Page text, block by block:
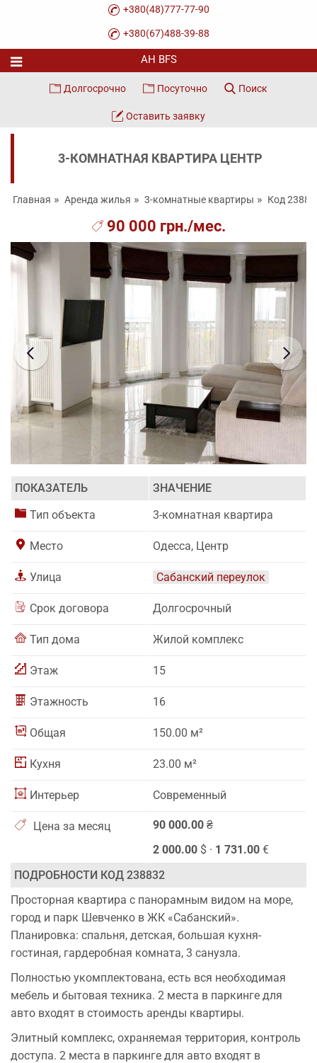
+380(48)777-77-90
+380(67)488-39-88
Долгосрочно Посуточно Поиск
Оставить заявку
3-КОМНАТНАЯ КВАРТИРА ЦЕНТР
Главная Аренда жилья 3-комнатные квартиры Код
90 000 грн./мес.
ПОКАЗАТЕЛЬ
ЗНАЧЕНИЕ
Тип объекта
3-комнатная квартира
Место Одесса, Центр
Улица Сабанский переулок
Срок договора Долгосрочный
Тип дома Жилой комплекс
Этаж 15
Этажность 16
Общая 150.00 м²
Кухня 23.00 м²
Интерьер Современный
Цена за месяц 90 000.00 ₴
2 000.00 $ · 1 731.00 €
ПОДРОБНОСТИ КОД 238832
Просторная квартира с панорамным видом на море,
город и парк Шевченко в ЖК «Сабанский».
Планировка: спальня, детская, большая кухня-
гостиная, гардеробная комната, 3 санузла.
Полностью укомплектована, есть вся необходимая
мебель и бытовая техника. 2 места в паркинге для
авто входят в стоимость аренды квартиры.
Элитный комплекс, охраняемая территория, контроль
доступа. 2 места в паркинге для авто входят в